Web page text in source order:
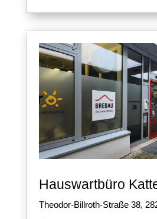
Hauswartbüro
Theodor-Billroth-Straße 38,